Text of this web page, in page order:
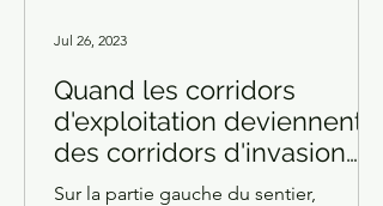
Quand les corridors
d'exploitation deviennent
des corridors d'invasion
juillet-23
Sur la partie gauche du sentier,
Jul 26, 2023